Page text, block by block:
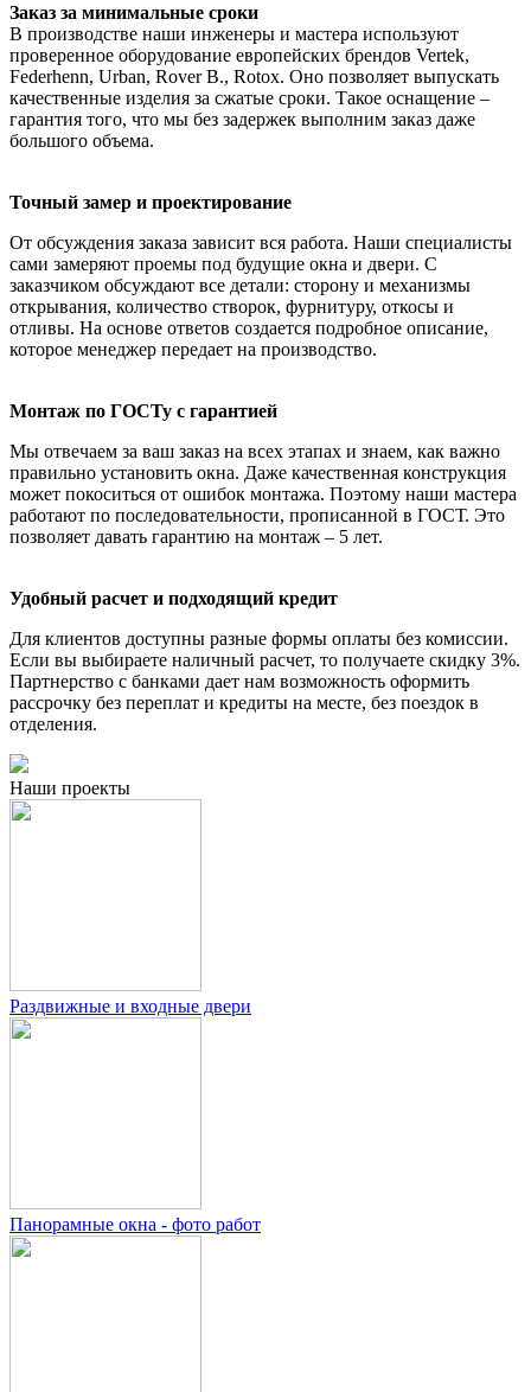
Заказ за минимальные сроки
В производстве наши инженеры и мастера используют
проверенное оборудование европейских брендов Vertek,
Federhenn, Urban, Rover B., Rotox. Оно позволяет выпускать
качественные изделия за сжатые сроки. Такое оснащение –
гарантия того, что мы без задержек выполним заказ даже
большого объема.
Точный замер и проектирование
От обсуждения заказа зависит вся работа. Наши специалисты
сами замеряют проемы под будущие окна и двери. С
заказчиком обсуждают все детали: сторону и механизмы
открывания, количество створок, фурнитуру, откосы и
отливы. На основе ответов создается подробное описание,
которое менеджер передает на производство.
Монтаж по ГОСТу с гарантией
Мы отвечаем за ваш заказ на всех этапах и знаем, как важно
правильно установить окна. Даже качественная конструкция
может покоситься от ошибок монтажа. Поэтому наши мастера
работают по последовательности, прописанной в ГОСТ. Это
позволяет давать гарантию на монтаж – 5 лет.
Удобный расчет и подходящий кредит
Для клиентов доступны разные формы оплаты без комиссии.
Если вы выбираете наличный расчет, то получаете скидку 3%.
Партнерство с банками дает нам возможность оформить
рассрочку без переплат и кредиты на месте, без поездок в
отделения.
Наши проекты
Раздвижные и входные двери
Панорамные окна - фото работ